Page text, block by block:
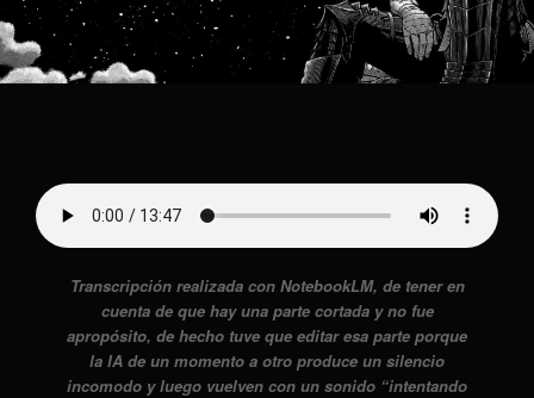
Transcripción realizada con NotebookLM, de tener en
cuenta de que hay una parte cortada y no fue
apropósito, de hecho tuve que editar esa parte porque
la IA de un momento a otro produce un silencio
incomodo y luego vuelven con un sonido “intentando